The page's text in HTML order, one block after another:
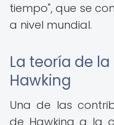
tiempo", que se
a nivel mundial.
La teoría de
Hawking
Una de las
de Hawking a la